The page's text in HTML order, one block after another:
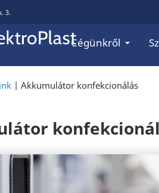
3.
Cégünkről
| Akkumulátor konfekcionálás